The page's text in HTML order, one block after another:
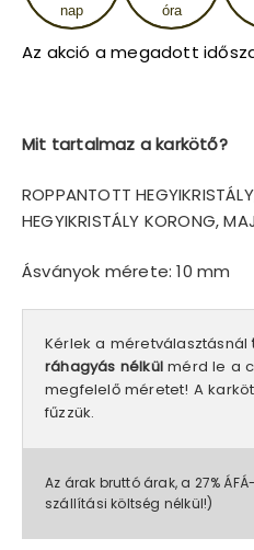
nap óra
Az akció a megadott
Mit tartalmaz a karkötő?
ROPPANTOTT
HEGYIKRISTÁLY KORONG,
Ásványok mérete: 10 mm
Kérlek a méretválasztásnál
ráhagyás nélkül mérd le a
megfelelő méretet! A
fűzzük.
Az árak bruttó árak, a 27%
szállítási költség nélkül!)